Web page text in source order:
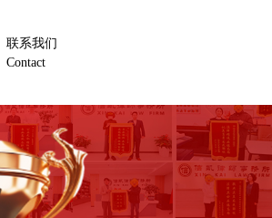
联系我们
Contact